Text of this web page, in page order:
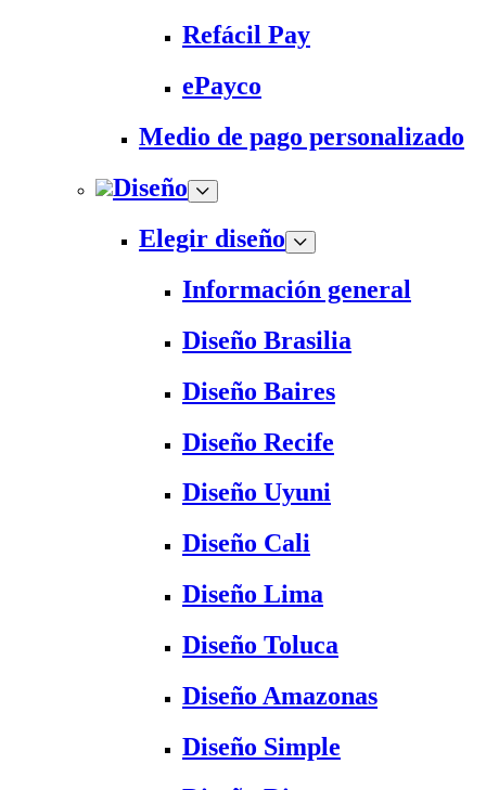
Refácil Pay
ePayco
Medio de pago personalizado
Diseño
Elegir diseño
Información general
Diseño Brasilia
Diseño Baires
Diseño Recife
Diseño Uyuni
Diseño Cali
Diseño Lima
Diseño Toluca
Diseño Amazonas
Diseño Simple